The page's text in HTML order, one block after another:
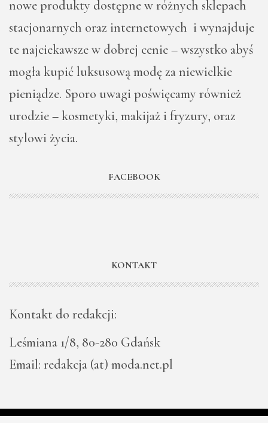
nowe produkty dostępne w różnych sklepach
stacjonarnych oraz internetowych i wynajduje
te najciekawsze w dobrej cenie – wszystko abyś
mogła kupić luksusową modę za niewielkie
pieniądze. Sporo uwagi poświęcamy również
urodzie – kosmetyki, makijaż i fryzury, oraz
stylowi życia.
FACEBOOK
KONTAKT
Kontakt do redakcji:
Leśmiana 1/8, 80-280 Gdańsk
Email: redakcja (at) moda.net.pl